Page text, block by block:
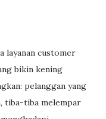
layanan customer
bikin kening
pelanggan yang
tiba-tiba melempar